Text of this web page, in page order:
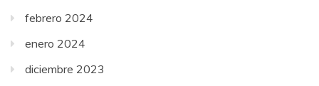
febrero 2024
enero 2024
diciembre 2023